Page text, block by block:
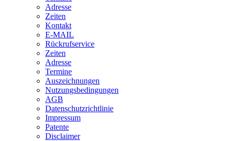
Adresse
Zeiten
Kontakt
E-MAIL
Rückrufservice
Zeiten
Adresse
Termine
Auszeichnungen
Nutzungsbedingungen
AGB
Datenschutzrichtlinie
Impressum
Patente
Disclaimer